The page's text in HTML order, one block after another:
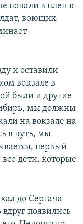
попали в плен к
воющих
и оставили
вокзале в
были и другие
мы должны
на вокзале на
в путь, мы
первый
дети, которые
до Сергача
появились